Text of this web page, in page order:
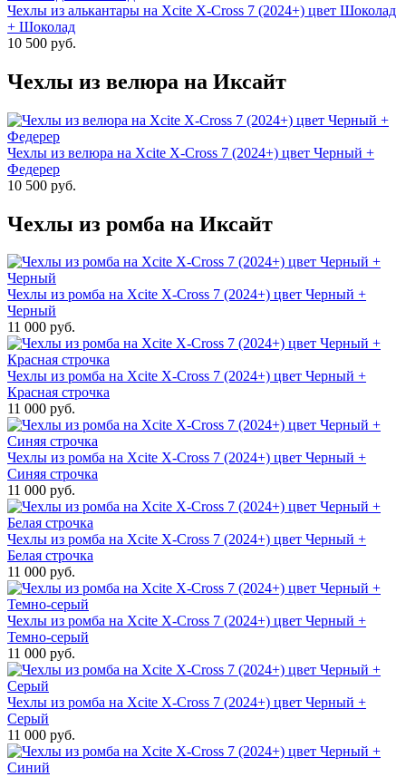
Чехлы из алькантары на Xcite X-Cross 7 (2024+) цвет Шоколад
+ Шоколад
10 500 руб.
Чехлы из велюра на Иксайт
Чехлы из велюра на Xcite X-Cross 7 (2024+) цвет Черный +
Федерер
10 500 руб.
Чехлы из ромба на Иксайт
Чехлы из ромба на Xcite X-Cross 7 (2024+) цвет Черный +
Черный
11 000 руб.
Чехлы из ромба на Xcite X-Cross 7 (2024+) цвет Черный +
Красная строчка
11 000 руб.
Чехлы из ромба на Xcite X-Cross 7 (2024+) цвет Черный +
Синяя строчка
11 000 руб.
Чехлы из ромба на Xcite X-Cross 7 (2024+) цвет Черный +
Белая строчка
11 000 руб.
Чехлы из ромба на Xcite X-Cross 7 (2024+) цвет Черный +
Темно-серый
11 000 руб.
Чехлы из ромба на Xcite X-Cross 7 (2024+) цвет Черный +
Серый
11 000 руб.